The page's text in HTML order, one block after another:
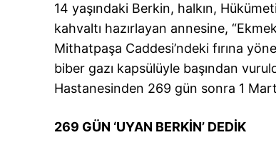
14 yaşındaki Berkin, halkın,
kahvaltı hazırlayan annesine,
Mithatpaşa Caddesi’ndeki fırına
biber gazı kapsülüyle başından
Hastanesinden 269 gün sonra 1 Mart
269 GÜN ‘UYAN BERKİN’ DEDİK